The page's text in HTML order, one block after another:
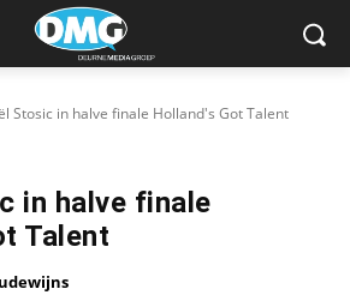
Stosic in halve finale Holland's Got Talent
in halve finale
Talent